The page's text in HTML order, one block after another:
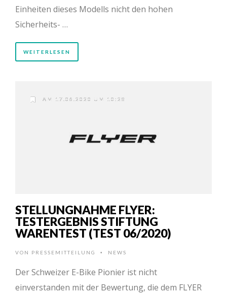
Einheiten dieses Modells nicht den hohen
Sicherheits- …
WEITERLESEN
AM 17.06.2020 UM 10:28
STELLUNGNAHME FLYER:
TESTERGEBNIS STIFTUNG
WARENTEST (TEST 06/2020)
VON PRESSEMITTEILUNG • NEWS
Der Schweizer E-Bike Pionier ist nicht
einverstanden mit der Bewertung, die dem FLYER